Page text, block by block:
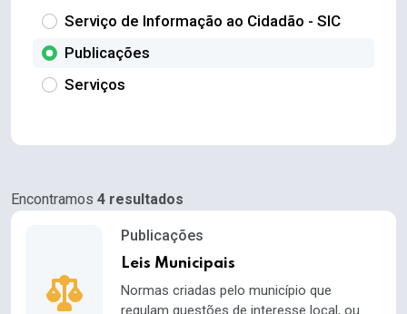
Serviço de Informação ao Cidadão - SIC
Publicações
Serviços
Encontramos 4 resultados
Publicações
Leis Municipais
Normas criadas pelo município que
regulam questões de interesse local, ou